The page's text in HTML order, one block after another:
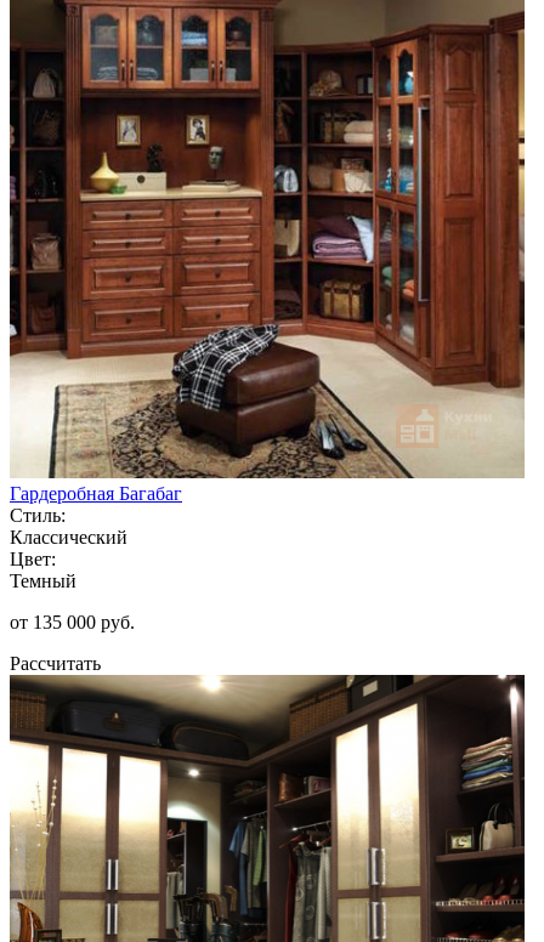
Гардеробная Багабаг
Стиль:
Классический
Цвет:
Темный
от 135 000 руб.
Рассчитать